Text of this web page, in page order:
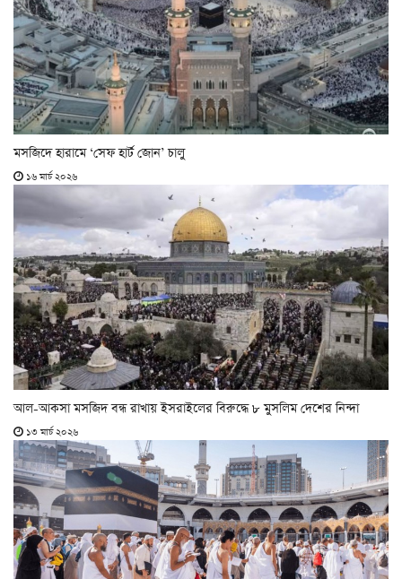
মসজিদে হারামে ‘সেফ হার্ট জোন’ চালু
১৬ মার্চ ২০২৬
আল-আকসা মসজিদ বন্ধ রাখায় ইসরাইলের বিরুদ্ধে ৮ মুসলিম দেশের নিন্দা
১৩ মার্চ ২০২৬